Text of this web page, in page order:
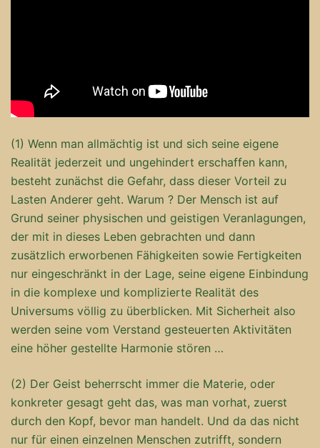
(1) Wenn man allmächtig ist und sich seine eigene
Realität jederzeit und ungehindert erschaffen kann,
besteht zunächst die Gefahr, dass dieser Vorteil zu
Lasten Anderer geht. Warum ? Der Mensch ist auf
Grund seiner physischen und geistigen Veranlagungen,
der mit in dieses Leben gebrachten und dann
zusätzlich erworbenen Fähigkeiten sowie Fertigkeiten
nur eingeschränkt in der Lage, seine eigene Einbindung
in die komplexe und komplizierte Realität des
Universums völlig zu überblicken. Mit Sicherheit also
werden seine vom Verstand gesteuerten Aktivitäten
eine höher gestellte Harmonie stören …
(2) Der Geist beherrscht immer die Materie, oder
konkreter gesagt geht das, was man vorhat, zuerst
durch den Kopf, bevor man handelt. Und da das nicht
nur für einen einzelnen Menschen zutrifft, sondern